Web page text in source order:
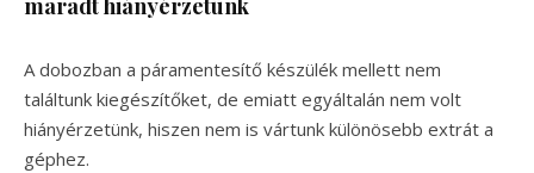
maradt hiányérzetünk
A dobozban a páramentesítő készülék mellett nem
találtunk kiegészítőket, de emiatt egyáltalán nem volt
hiányérzetünk, hiszen nem is vártunk különösebb extrát a
géphez.